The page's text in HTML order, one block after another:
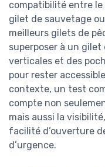
compatibilité entre
gilet de sauvetage
meilleurs gilets de
superposer à un
verticales et des
pour rester
contexte, un test
compte non
mais aussi la
facilité d’ouverture
d’urgence.